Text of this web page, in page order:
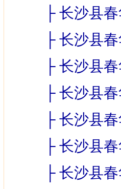
├ 长沙县
├ 长沙县
├ 长沙县
├ 长沙县
├ 长沙县
├ 长沙县
├ 长沙县